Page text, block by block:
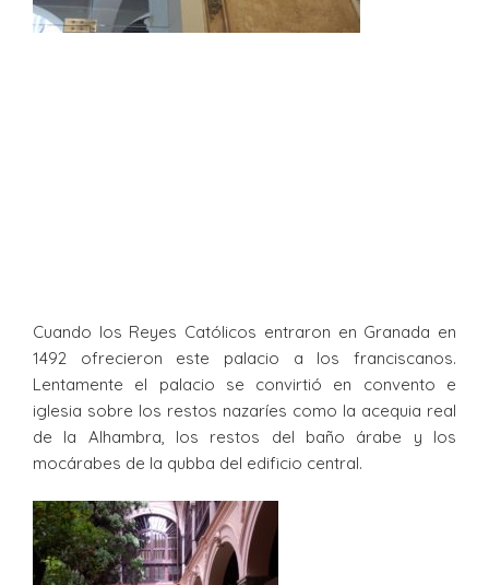
Cuando los Reyes Católicos entraron en Granada en
1492 ofrecieron este palacio a los franciscanos.
Lentamente el palacio se convirtió en convento e
iglesia sobre los restos nazaríes como la acequia real
de la Alhambra, los restos del baño árabe y los
mocárabes de la qubba del edificio central.